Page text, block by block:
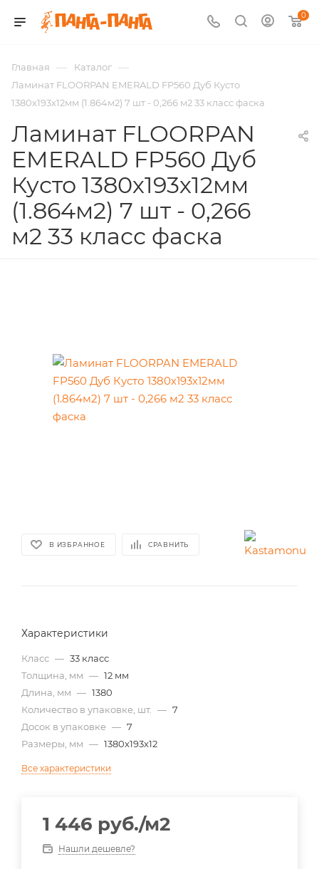
0
Главная — Каталог —
Ламинат FLOORPAN EMERALD FP560 Дуб Кусто
1380х193х12мм (1.864м2) 7 шт - 0,266 м2 33 класс фаска
Ламинат FLOORPAN
EMERALD FP560 Дуб
Кусто 1380х193х12мм
(1.864м2) 7 шт - 0,266
м2 33 класс фаска
В ИЗБРАННОЕ СРАВНИТЬ
Характеристики
Класс — 33 класс
Толщина, мм — 12 мм
Длина, мм — 1380
Количество в упаковке, шт.
— 7
Досок в упаковке — 7
Размеры, мм — 1380x193x12
Все характеристики
1 446 руб./м2
Нашли дешевле?